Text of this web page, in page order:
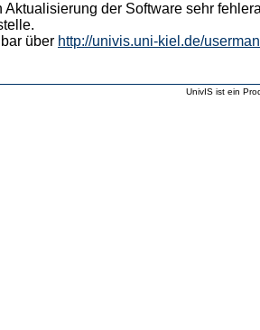
der Software sehr
über http://univis.uni-kiel.de/
UnivIS ist ein